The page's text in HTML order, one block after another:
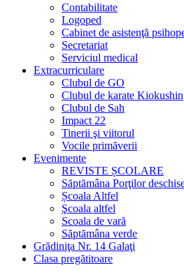
Contabilitate
Logoped
Cabinet de asistenţă
Secretariat
Serviciul medical
Extracurriculare
Clubul de GO
Clubul de karate Kiokushin
Clubul de Sah
Impact 22
Tinerii şi viitorul
Vocile primăverii
Evenimente
REVISTE ȘCOLARE
Săptămâna Porţilor
Școala Altfel
Şcoala altfel
Scoala de vară
Săptămâna verde
Grădiniţa Nr. 14 Galaţi
Clasa pregătitoare